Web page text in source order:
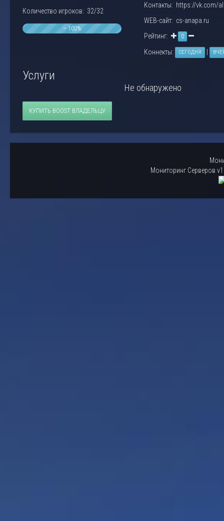
Количество игроков: 32/32
~ 100%
Контакты: https://vk.com/
WEB-сайт: cs-anapa.ru
Рейтинг:
0
Коннекты: СЕГОДНЯ
Услуги
Не обнаружено
КУПИТЬ BOOST ВЛАДЕЛЬЦУ
Мониторинг Серверов